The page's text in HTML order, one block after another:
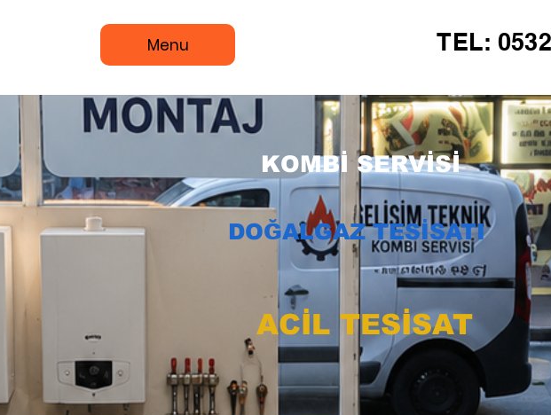
Menu TEL:
KOMBİ SERVİSİ
DOĞALGAZ TESİSATI
ACİL TESİSAT